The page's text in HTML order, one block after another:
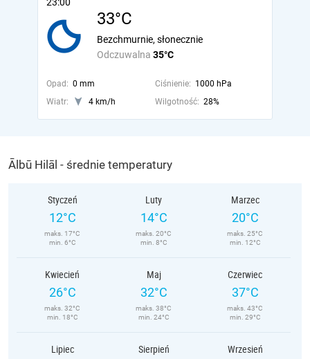
33°C
Odczuwalna 35°C
Bezchmurnie, słonecznie
Opad: 0 mm Ciśnienie: 1000 hPa
Wiatr:
4 km/h Wilgotność: 28%
Ālbū Hilāl - średnie temperatury
Styczeń
12°C
maks. 17°C
min. 6°C
Luty
14°C
maks. 20°C
min. 8°C
Marzec
20°C
maks. 25°C
min. 12°C
Kwiecień
26°C
maks. 32°C
min. 18°C
Maj
32°C
maks. 38°C
min. 24°C
Czerwiec
37°C
maks. 43°C
min. 29°C
Lipiec Sierpień Wrzesień